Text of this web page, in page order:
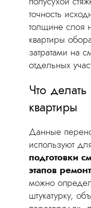
точность
толщине слоя
квартиры
затратами на
отдельных
Что
квартиры
Данные
используют
подготовки
этапов
можно
штукатурку,